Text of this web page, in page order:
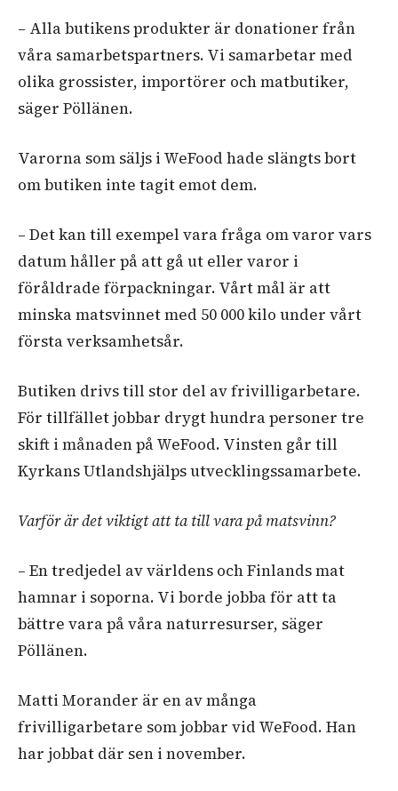
– Alla butikens produkter är donationer från
våra samarbetspartners. Vi samarbetar med
olika grossister, importörer och matbutiker,
säger Pöllänen.
Varorna som säljs i WeFood hade slängts bort
om butiken inte tagit emot dem.
– Det kan till exempel vara fråga om varor vars
datum håller på att gå ut eller varor i
föråldrade förpackningar. Vårt mål är att
minska matsvinnet med 50 000 kilo under vårt
första verksamhetsår.
Butiken drivs till stor del av frivilligarbetare.
För tillfället jobbar drygt hundra personer tre
skift i månaden på WeFood. Vinsten går till
Kyrkans Utlandshjälps utvecklingssamarbete.
Varför är det viktigt att ta till vara på matsvinn?
– En tredjedel av världens och Finlands mat
hamnar i soporna. Vi borde jobba för att ta
bättre vara på våra naturresurser, säger
Pöllänen.
Matti Morander är en av många
frivilligarbetare som jobbar vid WeFood. Han
har jobbat där sen i november.